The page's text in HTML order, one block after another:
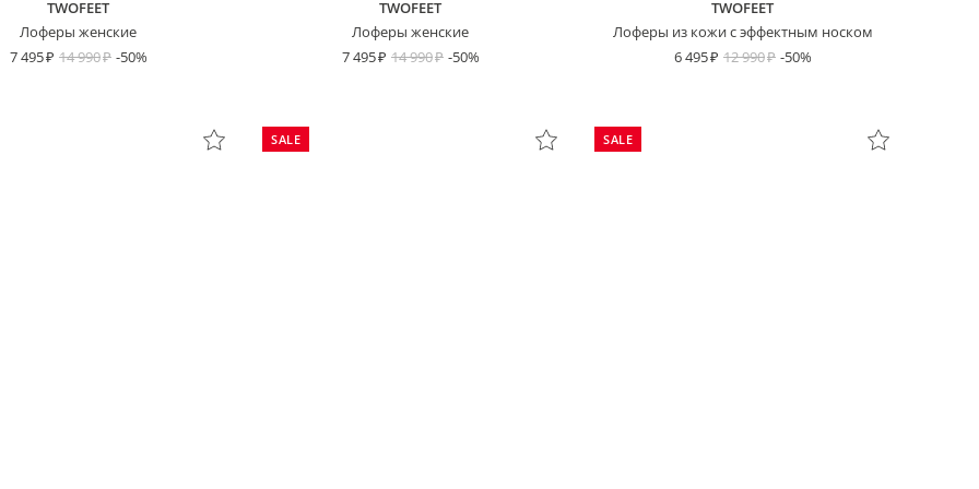
TWOFEET
Лоферы женские
7 495
14 990 -50%
TWOFEET
Лоферы женские
7 495
14 990 -50%
TWOFEET
Лоферы из кожи с эффектным носком
6 495
12 990 -50%
SALE SALE